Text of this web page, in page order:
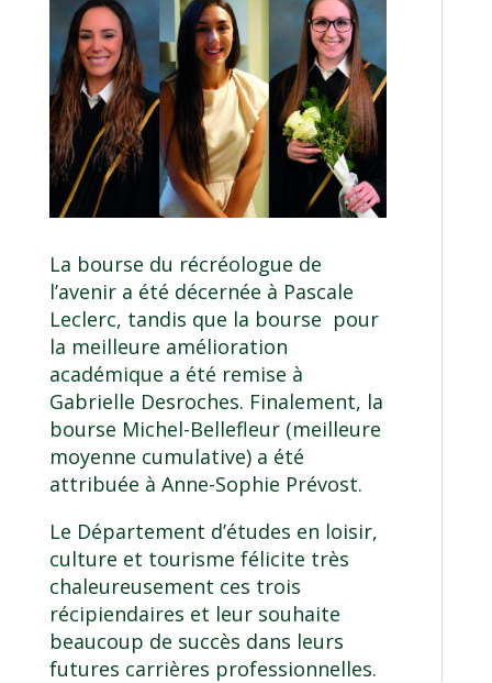
La bourse du récréologue de
l’avenir a été décernée à Pascale
Leclerc, tandis que la bourse pour
la meilleure amélioration
académique a été remise à
Gabrielle Desroches. Finalement, la
bourse Michel-Bellefleur (meilleure
moyenne cumulative) a été
attribuée à Anne-Sophie Prévost.
Le Département d’études en loisir,
culture et tourisme félicite très
chaleureusement ces trois
récipiendaires et leur souhaite
beaucoup de succès dans leurs
futures carrières professionnelles.